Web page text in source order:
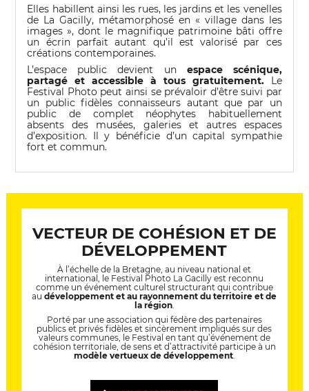
Elles habillent ainsi les rues, les jardins et les venelles
de La Gacilly, métamorphosé en « village dans les
images », dont le magnifique patrimoine bâti offre
un écrin parfait autant qu’il est valorisé par ces
créations contemporaines.
L’espace public devient un espace scénique,
partagé et accessible à tous gratuitement.
Le
Festival Photo peut ainsi se prévaloir d’être suivi par
un public fidèles connaisseurs autant que par un
public de complet néophytes habituellement
absents des musées, galeries et autres espaces
d’exposition. Il y bénéficie d’un capital sympathie
fort et commun.
VECTEUR DE COHÉSION ET DE
DÉVELOPPEMENT
À l’échelle de la Bretagne, au niveau national et
international, le Festival Photo La Gacilly est reconnu
comme un événement culturel structurant qui contribue
audéveloppement et au rayonnement du territoire et de
la région.
Porté par une association qui fédère des partenaires
publics et privés fidèles et sincèrement impliqués sur des
valeurs communes, le Festival en tant qu’événement de
cohésion territoriale, de sens et d’attractivité participe à un
modèle vertueux de développement.